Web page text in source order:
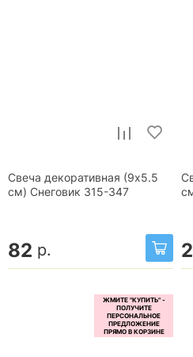
Свеча декоративная (9х5.5
см) Снеговик 315-347
82 р.